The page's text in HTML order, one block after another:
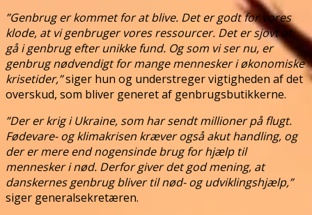
”Genbrug er kommet for at blive. Det er godt for vores
klode, at vi genbruger vores ressourcer. Det er sjovt at
gå i genbrug efter unikke fund. Og som vi ser nu, er
genbrug nødvendigt for mange mennesker i økonomiske
krisetider,”siger hun og understreger vigtigheden af det
overskud, som bliver generet af genbrugsbutikkerne.
”Der er krig i Ukraine, som har sendt millioner på flugt.
Fødevare- og klimakrisen kræver også akut handling, og
der er mere end nogensinde brug for hjælp til
mennesker i nød. Derfor giver det god mening, at
danskernes genbrug bliver til nød- og udviklingshjælp,”
siger generalsekretæren.